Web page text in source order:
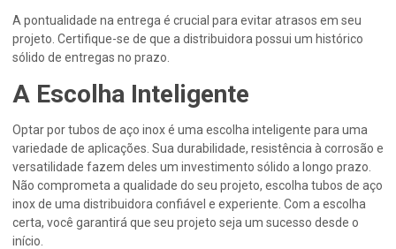
A pontualidade na entrega é crucial para evitar atrasos em seu
projeto. Certifique-se de que a distribuidora possui um histórico
sólido de entregas no prazo.
A Escolha Inteligente
Optar por tubos de aço inox é uma escolha inteligente para uma
variedade de aplicações. Sua durabilidade, resistência à corrosão e
versatilidade fazem deles um investimento sólido a longo prazo.
Não comprometa a qualidade do seu projeto, escolha tubos de aço
inox de uma distribuidora confiável e experiente. Com a escolha
certa, você garantirá que seu projeto seja um sucesso desde o
início.